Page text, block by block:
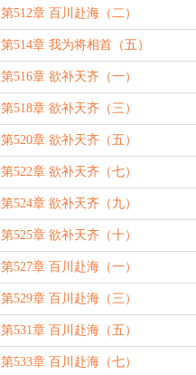
第512章 百川赴海（二）
第514章 我为将相首（五）
第516章 欲补天齐（一）
第518章 欲补天齐（三）
第520章 欲补天齐（五）
第522章 欲补天齐（七）
第524章 欲补天齐（九）
第525章 欲补天齐（十）
第527章 百川赴海（一）
第529章 百川赴海（三）
第531章 百川赴海（五）
第533章 百川赴海（七）